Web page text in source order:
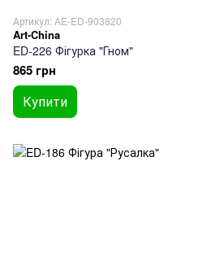
Артикул: AE-ED-903820
Art-China
ED-226 Фігурка "Гном"
865 грн
Купити